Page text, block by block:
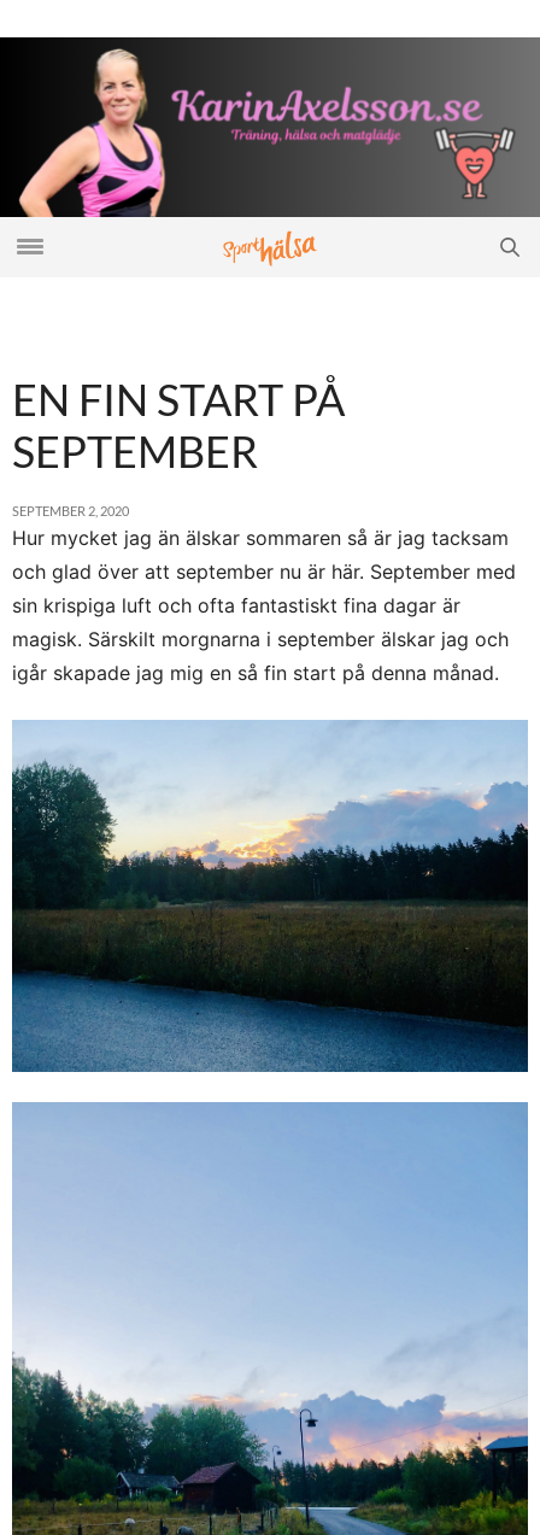
EN FIN START PÅ
SEPTEMBER
SEPTEMBER 2, 2020
Hur mycket jag än älskar sommaren så är jag tacksam
och glad över att september nu är här. September med
sin krispiga luft och ofta fantastiskt fina dagar är
magisk. Särskilt morgnarna i september älskar jag och
igår skapade jag mig en så fin start på denna månad.